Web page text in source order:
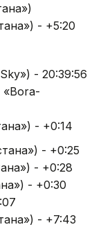
- +5:20
- 20:39:56
«Bora-
- +0:14
- +0:25
- +0:28
- +0:30
- +7:43